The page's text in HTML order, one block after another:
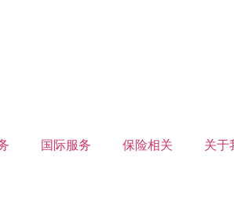
国际服务 保险相关 关于